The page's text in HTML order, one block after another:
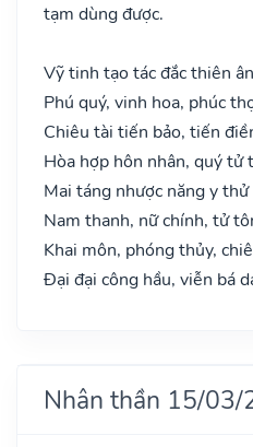
tạm dùng được.
Vỹ tinh tạo tác đắc thiên
Phú quý, vinh hoa, phúc
Chiêu tài tiến bảo, tiến
Hòa hợp hôn nhân, quý tử
Mai táng nhược năng y thử
Nam thanh, nữ chính, tử
Khai môn, phóng thủy,
Đại đại công hầu, viễn bá
Nhân thần 15/03/